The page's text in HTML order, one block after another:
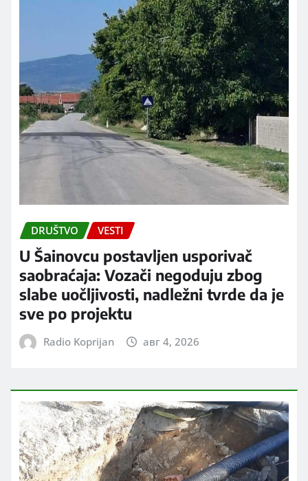
DRUŠTVO VESTI
U Šainovcu postavljen usporivač
saobraćaja: Vozači negoduju zbog
slabe uočljivosti, nadležni tvrde da je
sve po projektu
Radio Koprijan авг 4, 2026